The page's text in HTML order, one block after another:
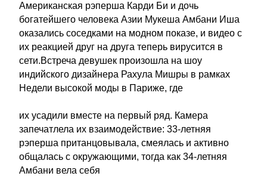
Американская рэперша Карди Би и дочь
богатейшего человека Азии Мукеша Амбани Иша
оказались соседками на модном показе, и видео с
их реакцией друг на друга теперь вирусится в
сети.Встреча девушек произошла на шоу
индийского дизайнера Рахула Мишры в рамках
Недели высокой моды в Париже, где
их усадили вместе на первый ряд. Камера
запечатлела их взаимодействие: 33-летняя
рэперша пританцовывала, смеялась и активно
общалась с окружающими, тогда как 34-летняя
Амбани вела себя